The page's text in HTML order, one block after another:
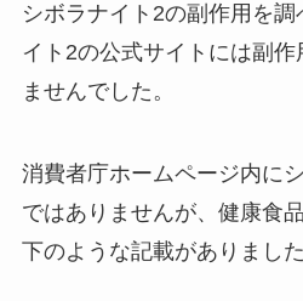
シボラナイト2の副作用を
イト2の公式サイトには副
ませんでした。
消費者庁ホームページ内に
ではありませんが、健康食
下のような記載がありました